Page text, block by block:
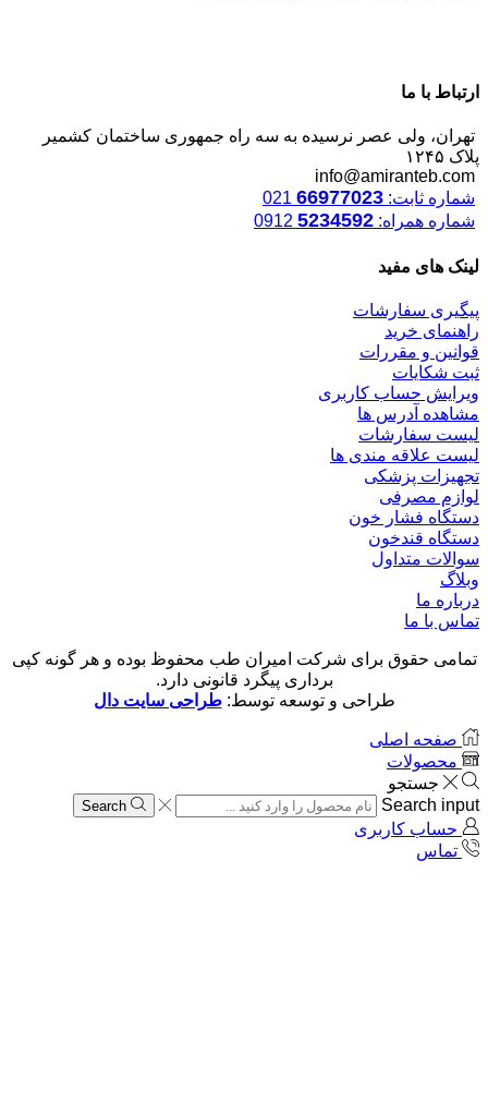
ارتباط با ما
تهران، ولی عصر نرسیده به سه راه جمهوری ساختمان کشمیر
پلاک ۱۲۴۵
info@amiranteb.com
شماره ثابت: 66977023
شماره همراه: 5234592
لینک های مفید
پیگیری سفارشات
راهنمای خرید
قوانین و مقررات
ثبت شکایات
ویرایش حساب کاربری
مشاهده آدرس ها
لیست سفارشات
لیست علاقه مندی ها
تجهیزات پزشکی
لوازم مصرفی
دستگاه فشار خون
دستگاه قندخون
سوالات متداول
وبلاگ
درباره ما
تماس با ما
تمامی حقوق برای شرکت امیران طب محفوظ بوده و هر گونه کپی
برداری پیگرد قانونی دارد.
طراحی و توسعه توسط:طراحی سایت دال
صفحه اصلی
محصولات
جستجو
Search input
Search
حساب کاربری
تماس